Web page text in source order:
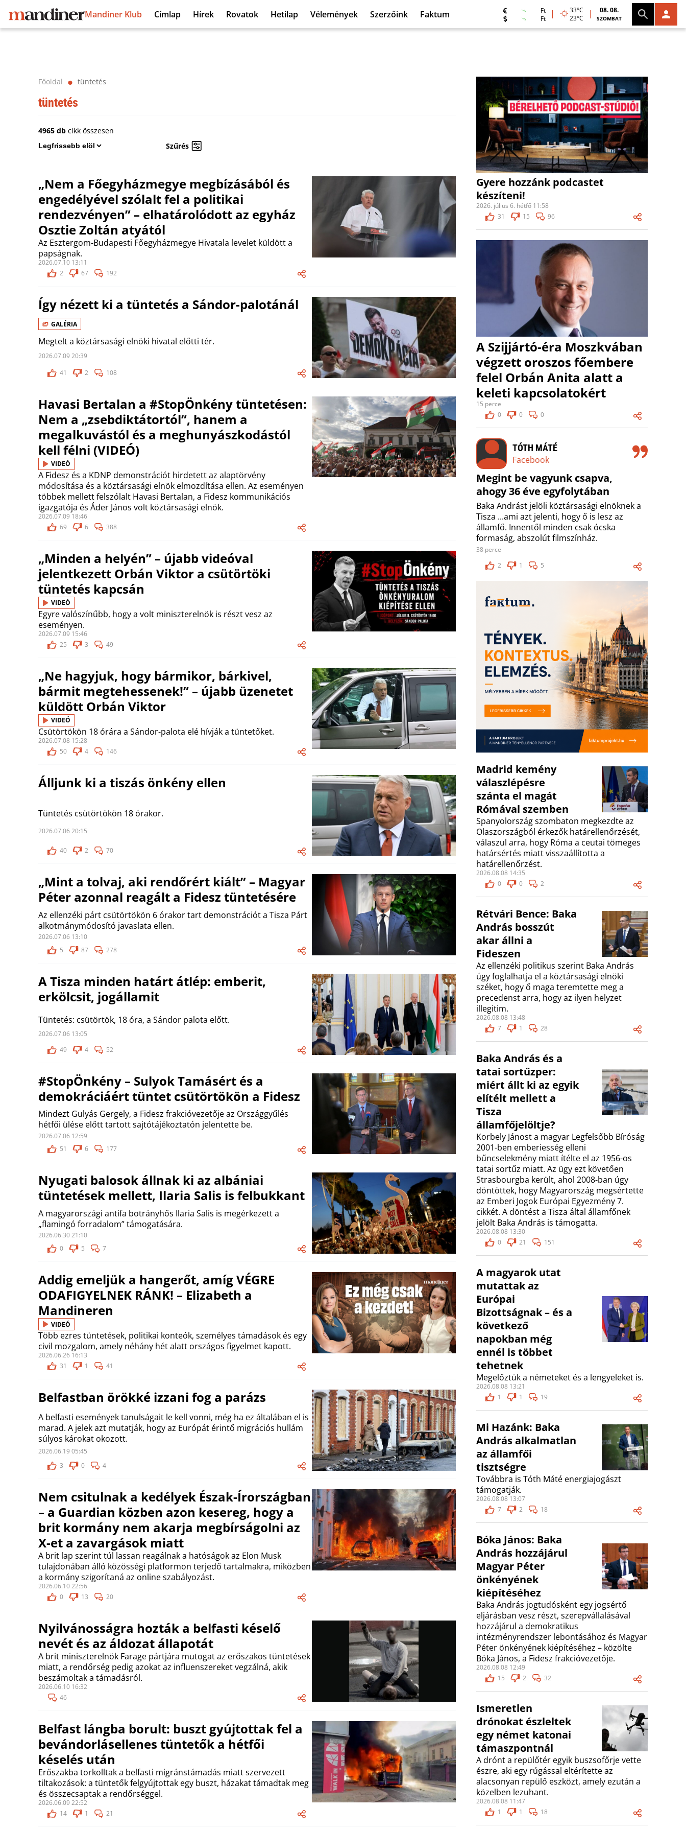
Mandiner Klub Címlap Hírek Rovatok Hetilap Vélemények Szerzőink Faktum
Ft
Ft
33°C
23°C
08. 08.
SZOMBAT
Főoldal ⬤ tüntetés
tüntetés
4965 db cikk összesen
Szűrés
„Nem a Főegyházmegye megbízásából és
engedélyével szólalt fel a politikai
rendezvényen” – elhatárolódott az egyház
Osztie Zoltán atyától
Az Esztergom-Budapesti Főegyházmegye Hivatala levelet küldött a
papságnak.
2026.07.10 13:11
2
67 192
Így nézett ki a tüntetés a Sándor-palotánál
GALÉRIA
Megtelt a köztársasági elnöki hivatal előtti tér.
2026.07.09 20:39
41
2 108
Havasi Bertalan a #StopÖnkény tüntetésen:
Nem a „zsebdiktátortól”, hanem a
megalkuvástól és a meghunyászkodástól
kell félni (VIDEÓ)
VIDEÓ
A Fidesz és a KDNP demonstrációt hirdetett az alaptörvény
módosítása és a köztársasági elnök elmozdítása ellen. Az eseményen
többek mellett felszólalt Havasi Bertalan, a Fidesz kommunikációs
igazgatója és Áder János volt köztársasági elnök.
2026.07.09 18:46
69
6 388
„Minden a helyén” – újabb videóval
jelentkezett Orbán Viktor a csütörtöki
tüntetés kapcsán
VIDEÓ
Egyre valószínűbb, hogy a volt miniszterelnök is részt vesz az
eseményen.
2026.07.09 15:46
25
3 49
„Ne hagyjuk, hogy bármikor, bárkivel,
bármit megtehessenek!” – újabb üzenetet
küldött Orbán Viktor
VIDEÓ
Csütörtökön 18 órára a Sándor-palota elé hívják a tüntetőket.
2026.07.08 15:28
50
4 146
Álljunk ki a tiszás önkény ellen
Tüntetés csütörtökön 18 órakor.
2026.07.06 20:15
40 2 70
„Mint a tolvaj, aki rendőrért kiált” – Magyar
Péter azonnal reagált a Fidesz tüntetésére
Az ellenzéki párt csütörtökön 6 órakor tart demonstrációt a Tisza Párt
alkotmánymódosító javaslata ellen.
2026.07.06 13:10
5
87 278
A Tisza minden határt átlép: emberit,
erkölcsit, jogállamit
Tüntetés: csütörtök, 18 óra, a Sándor palota előtt.
2026.07.06 13:05
49
4 52
#StopÖnkény – Sulyok Tamásért és a
demokráciáért tüntet csütörtökön a Fidesz
Mindezt Gulyás Gergely, a Fidesz frakcióvezetője az Országgyűlés
hétfői ülése előtt tartott sajtótájékoztatón jelentette be.
2026.07.06 12:59
51
6 177
Nyugati balosok állnak ki az albániai
tüntetések mellett, Ilaria Salis is felbukkant
A magyarországi antifa botrányhős Ilaria Salis is megérkezett a
„flamingó forradalom” támogatására.
2026.06.30 21:10
0
5 7
Addig emeljük a hangerőt, amíg VÉGRE
ODAFIGYELNEK RÁNK! – Elizabeth a
Mandineren
VIDEÓ
Több ezres tüntetések, politikai konteók, személyes támadások és egy
civil mozgalom, amely néhány hét alatt országos figyelmet kapott.
2026.06.26 16:13
31
1 41
Belfastban örökké izzani fog a parázs
A belfasti események tanulságait le kell vonni, még ha ez általában el is
marad. A jelek azt mutatják, hogy az Európát érintő migrációs hullám
súlyos károkat okozott.
2026.06.19 05:45
3
0 4
Nem csitulnak a kedélyek Észak-Írországban
– a Guardian közben azon kesereg, hogy a
brit kormány nem akarja megbírságolni az
X-et a zavargások miatt
A brit lap szerint túl lassan reagálnak a hatóságok az Elon Musk
tulajdonában álló közösségi platformon terjedő tartalmakra, miközben
a kormány szigorítaná az online szabályozást.
2026.06.10 22:56
0
13 20
Nyilvánosságra hozták a belfasti késelő
nevét és az áldozat állapotát
A brit miniszterelnök Farage pártjára mutogat az erőszakos tüntetések
miatt, a rendőrség pedig azokat az influenszereket vegzálná, akik
beszámoltak a támadásról.
2026.06.10 16:32
46
Belfast lángba borult: buszt gyújtottak fel a
bevándorlásellenes tüntetők a hétfői
késelés után
Erőszakba torkolltak a belfasti migránstámadás miatt szervezett
tiltakozások: a tüntetők felgyújtottak egy buszt, házakat támadtak meg
és összecsaptak a rendőrséggel.
2026.06.09 22:52
14
1 21
Gyere hozzánk podcastet
készíteni!
2026. július 6. hétfő 11:58
31
15 96
A Szijjártó-éra Moszkvában
végzett oroszos főembere
felel Orbán Anita alatt a
keleti kapcsolatokért
15 perce
0
0 0
TÓTH MÁTÉ
Facebook
Megint be vagyunk csapva,
ahogy 36 éve egyfolytában
Baka Andrást jelöli köztársasági elnöknek a
Tisza ...ami azt jelenti, hogy ő is lesz az
államfő. Innentől minden csak ócska
formaság, abszolút filmszínház.
38 perce
2
1 5
Madrid kemény
válaszlépésre
szánta el magát
Rómával szemben
Spanyolország szombaton megkezdte az
Olaszországból érkezők határellenőrzését,
válaszul arra, hogy Róma a ceutai tömeges
határsértés miatt visszaállította a
határellenőrzést.
2026.08.08 14:35
0
0 2
Rétvári Bence: Baka
András bosszút
akar állni a
Fideszen
Az ellenzéki politikus szerint Baka András
úgy foglalhatja el a köztársasági elnöki
széket, hogy ő maga teremtette meg a
precedenst arra, hogy az ilyen helyzet
illegitim.
2026.08.08 13:48
7
1 28
Baka András és a
tatai sortűzper:
miért állt ki az egyik
elítélt mellett a
Tisza
államfőjelöltje?
Korbely Jánost a magyar Legfelsőbb Bíróság
2001-ben emberiesség elleni
bűncselekmény miatt ítélte el az 1956-os
tatai sortűz miatt. Az ügy ezt követően
Strasbourgba került, ahol 2008-ban úgy
döntöttek, hogy Magyarország megsértette
az Emberi Jogok Európai Egyezmény 7.
cikkét. A döntést a Tisza által államfőnek
jelölt Baka András is támogatta.
2026.08.08 13:30
0
21 151
A magyarok utat
mutattak az
Európai
Bizottságnak – és a
következő
napokban még
ennél is többet
tehetnek
Megelőztük a németeket és a lengyeleket is.
2026.08.08 13:21
1
1 19
Mi Hazánk: Baka
András alkalmatlan
az államfői
tisztségre
Továbbra is Tóth Máté energiajogászt
támogatják.
2026.08.08 13:07
7
2 18
Bóka János: Baka
András hozzájárul
Magyar Péter
önkényének
kiépítéséhez
Baka András jogtudósként egy jogsértő
eljárásban vesz részt, szerepvállalásával
hozzájárul a demokratikus
intézményrendszer lebontásához és Magyar
Péter önkényének kiépítéséhez – közölte
Bóka János, a Fidesz frakcióvezetője.
2026.08.08 12:49
15
2 32
Ismeretlen
drónokat észleltek
egy német katonai
támaszpontnál
A drónt a repülőtér egyik buszsofőrje vette
észre, aki egy rúgással eltérítette az
alacsonyan repülő eszközt, amely ezután a
közelben lezuhant.
2026.08.08 11:47
1
1 18